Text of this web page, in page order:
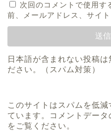
次回のコメントで使用す
前、メールアドレス、サイト
日本語が含まれない投稿
ださい。（スパム対策）
このサイトはスパムを低
ています。
コメントデー
をご覧ください 。